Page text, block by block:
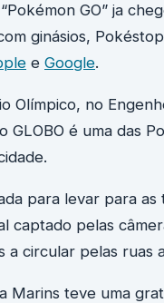
GO” ja
ginásios,
e Google.
Olímpico, no
GLOBO é uma das
para levar para
captado pelas
a circular pelas ruas
Marins teve uma